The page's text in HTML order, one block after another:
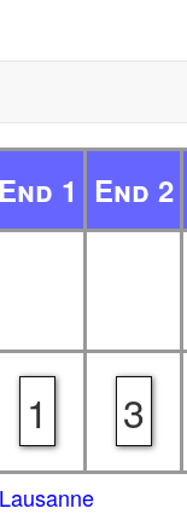
End 1 End 2
1 3